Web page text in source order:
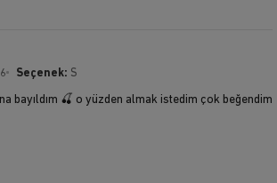
Seçenek: S
bayıldım 🍒 o yüzden almak istedim çok beğendim